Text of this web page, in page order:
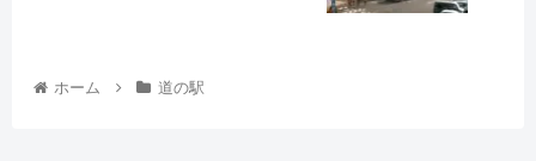
ホーム 道の駅